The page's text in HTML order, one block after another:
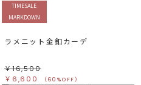
TIMESALE
MARKDOWN
ラメニット金釦カーデ
￥16,500
￥6,600
（60%OFF）